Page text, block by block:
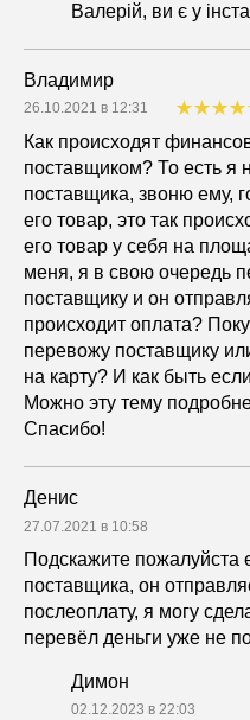
Валерій, ви є у
Владимир
26.10.2021 в 12:31
Как происходят
поставщиком? То есть я
поставщика, звоню ему,
его товар, это так
его товар у себя на
меня, я в свою очередь
поставщику и он
происходит оплата?
перевожу поставщику
на карту? И как быть
Можно эту тему
Спасибо!
Денис
27.07.2021 в 10:58
Подскажите пожалуйста
поставщика, он
послеоплату, я могу
перевёл деньги уже не
Димон
02.12.2023 в 22:03